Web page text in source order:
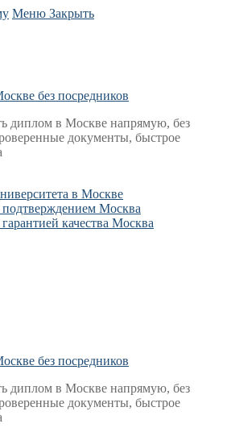
Меню Закрыть
без посредников
диплом в Москве напрямую, без
документы, быстрое
в Москве
Москва
качества Москва
без посредников
диплом в Москве напрямую, без
документы, быстрое